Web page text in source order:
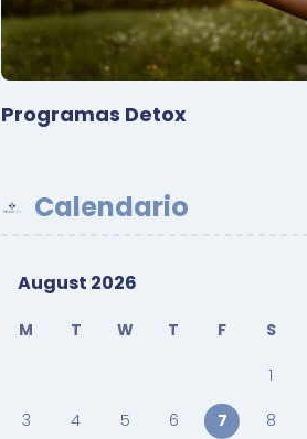
Programas Detox
Calendario
August 2026
M T W T F S
1
3 4 5 6 7 8